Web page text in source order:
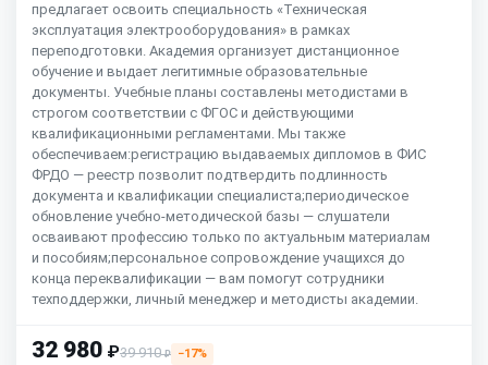
предлагает освоить специальность «Техническая
эксплуатация электрооборудования» в рамках
переподготовки. Академия организует дистанционное
обучение и выдает легитимные образовательные
документы. Учебные планы составлены методистами в
строгом соответствии с ФГОС и действующими
квалификационными регламентами. Мы также
обеспечиваем:регистрацию выдаваемых дипломов в ФИС
ФРДО — реестр позволит подтвердить подлинность
документа и квалификации специалиста;периодическое
обновление учебно-методической базы — слушатели
осваивают профессию только по актуальным материалам
и пособиям;персональное сопровождение учащихся до
конца переквалификации — вам помогут сотрудники
техподдержки, личный менеджер и методисты академии.
32 980 ₽39 910₽ −17%